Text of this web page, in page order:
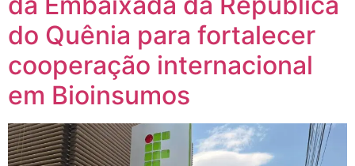
do Quênia para fortalecer
cooperação internacional
em Bioinsumos